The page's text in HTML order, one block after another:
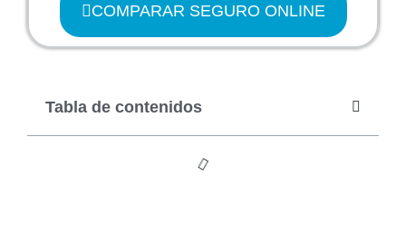
COMPARAR SEGURO ONLINE
Tabla de contenidos